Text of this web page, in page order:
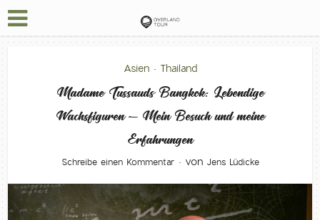
Asien • Thailand
Madame Tussauds Bangkok: Lebendige
Wachsfiguren – Mein Besuch und meine
Erfahrungen
Schreibe einen Kommentar von Jens Lüdicke